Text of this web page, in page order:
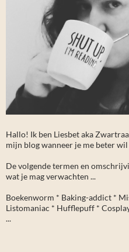
Hallo! Ik ben Liesbet aka
mijn blog wanneer je me beter
De volgende termen en
wat je mag verwachten ...
Boekenworm * Baking-addict *
Listomaniac * Hufflepuff *
...